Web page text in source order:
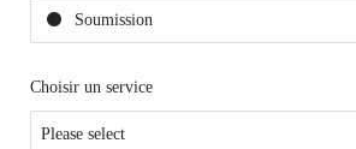
Soumission
Choisir un service